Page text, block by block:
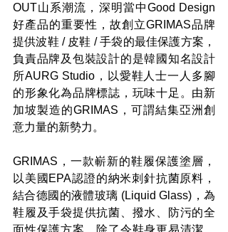
OUT山系潮流，深明當中Good Design
好產品的重要性，故創立GRIMAS品牌
提供波鞋 / 皮鞋 / 手袋的最佳保護方案，
負責品牌及包裝設計的是韓國知名設計
所AURG Studio，以愛鞋人士一人多腳
的形象化為品牌標誌，玩味十足。由新
加坡製造的GRIMAS，可謂結集亞洲創
意力量的新勢力。
GRIMAS，一款嶄新的鞋履保護塗層，
以美國EPA認證的納米刺針抗菌原料，
結合德國的液體玻璃 (Liquid Glass)，為
鞋履及手袋提供抗菌、撥水、防污的全
面性保護方案，除了令鞋身更易清潔，